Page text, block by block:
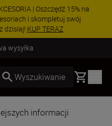
| Oszczędź 15% na
i skompletuj swój
KUP TERAZ
4 dni roboczych
Wyszukiwanie Basket
informacji